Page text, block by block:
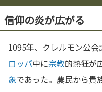
信仰の炎が広がる
1095年、クレルモン公会
ロッパ中に宗教的熱狂が
象であった。農民から貴